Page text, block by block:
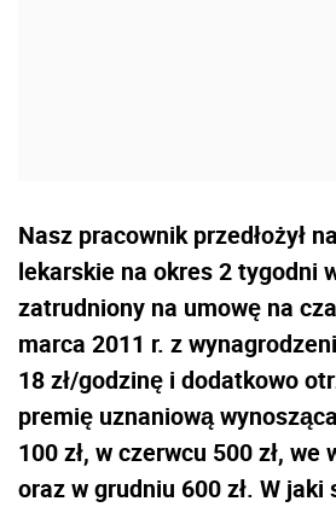
Nasz pracownik przedłożył
lekarskie na okres 2 tygodni
zatrudniony na umowę na
marca 2011 r. z
18 zł/godzinę i dodatkowo
premię uznaniową
100 zł, w czerwcu 500 zł, we
oraz w grudniu 600 zł. W